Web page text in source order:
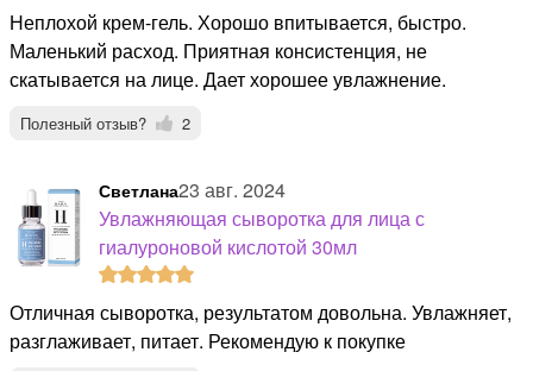
Неплохой крем-гель. Хорошо впитывается, быстро.
Маленький расход. Приятная консистенция, не
скатывается на лице. Дает хорошее увлажнение.
Полезный отзыв? 2
Светлана23 авг. 2024
Увлажняющая сыворотка для лица с
гиалуроновой кислотой 30мл
Отличная сыворотка, результатом довольна. Увлажняет,
разглаживает, питает. Рекомендую к покупке